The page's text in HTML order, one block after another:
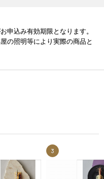
申込み有効期限となります。
の照明等により実際の商品と
3